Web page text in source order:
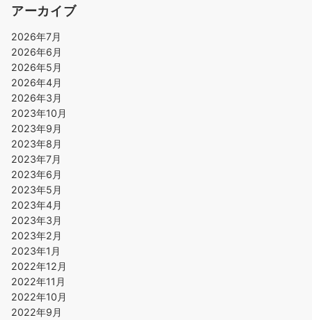
アーカイブ
2026年7月
2026年6月
2026年5月
2026年4月
2026年3月
2023年10月
2023年9月
2023年8月
2023年7月
2023年6月
2023年5月
2023年4月
2023年3月
2023年2月
2023年1月
2022年12月
2022年11月
2022年10月
2022年9月